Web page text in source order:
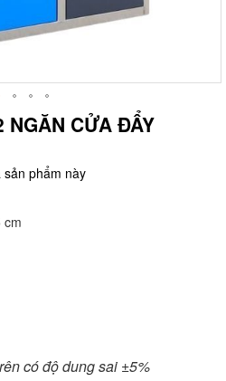
NGĂN CỬA ĐẨY
phẩm này
cm
có độ dung sai ±5%